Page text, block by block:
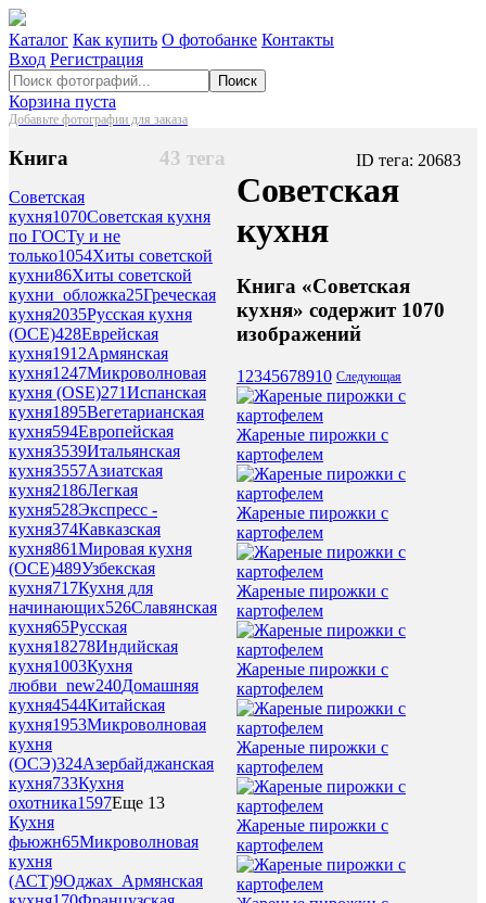
Каталог Как купить О фотобанке Контакты
Вход Регистрация
Поиск
Корзина пуста
Добавьте фотографии для заказа
43 тега
Книга
Советская
кухня1070Советская кухня
по ГОСТу и не
только1054Хиты советской
кухни86Хиты советской
кухни_обложка25Греческая
кухня2035Русская кухня
(ОСЕ)428Еврейская
кухня1912Армянская
кухня1247Микроволновая
кухня (OSE)271Испанская
кухня1895Вегетарианская
кухня594Европейская
кухня3539Итальянская
кухня3557Азиатская
кухня2186Легкая
кухня528Экспресс -
кухня374Кавказская
кухня861Мировая кухня
(ОСЕ)489Узбекская
кухня717Кухня для
начинающих526Славянская
кухня65Русская
кухня18278Индийская
кухня1003Кухня
любви_new240Домашняя
кухня4544Китайская
кухня1953Микроволновая
кухня
(ОСЭ)324Азербайджанская
кухня733Кухня
охотника1597Еще 13
Кухня
фьюжн65Микроволновая
кухня
(АСТ)9Оджах_Армянская
ID тега: 20683
Советская
кухня
Книга «Советская
кухня» содержит 1070
изображений
1 2345678910 Следующая
Жареные пирожки с
картофелем
Жареные пирожки с
картофелем
Жареные пирожки с
картофелем
Жареные пирожки с
картофелем
Жареные пирожки с
картофелем
Жареные пирожки с
картофелем